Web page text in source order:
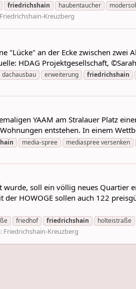
friedrichshain haubentaucher
Friedrichshain-Kreuzberg
"Lücke" an der Ecke zwischen
HDAG Projektgesellschaft,
dachausbau erweiterung friedrichshain
YAAM am Stralauer Platz
entstehen. In einem
media-spree mediaspree versenken
soll ein völlig neues Quartier
HOWOGE sollen auch 122
friedhof friedrichshain holteistraße
Friedrichshain-Kreuzberg